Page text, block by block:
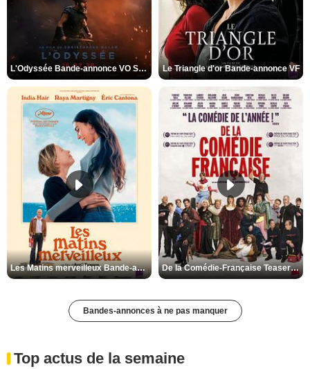
L'Odyssée Bande-annonce VO STFR Le Triangle d'or Bande-annonce VF
Les Matins merveilleux Bande-annonce VF De la Comédie-Française Teaser VF
Bandes-annonces à ne pas manquer
Top actus de la semaine